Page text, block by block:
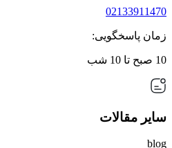
02133911470
زمان پاسخگویی:
10 صبح تا 10 شب
سایر مقالات
blog